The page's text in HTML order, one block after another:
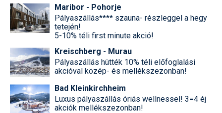
Maribor - Pohorje
Pályaszállás**** szauna- részleggel a hegy
tetején!
5-10% téli first minute akció!
Kreischberg - Murau
Pályaszállás hütték 10% téli előfoglalási
akcióval közép- és mellékszezonban!
Bad Kleinkirchheim
Luxus pályaszállás óriás wellnessel! 3=4 éj
akciók mellékszezonban!